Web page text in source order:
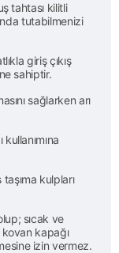
tahtası kilitli
tutabilmenizi
giriş çıkış
sahiptir.
sağlarken arı
kulpları
sıcak ve
kapağı
izin vermez.